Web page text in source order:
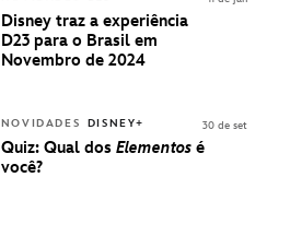
PARA A D23
BRASIL -
UMA
DISNEY
Disney traz a experiência
D23 para o Brasil em
Novembro de 2024
NOVIDADES DISNEY+
Quiz: Qual dos Elementos é
você?
30 de set